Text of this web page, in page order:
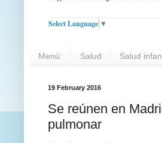
Select Language ▼
Menú: Salud Salud
19 February 2016
Se reúnen en
pulmonar